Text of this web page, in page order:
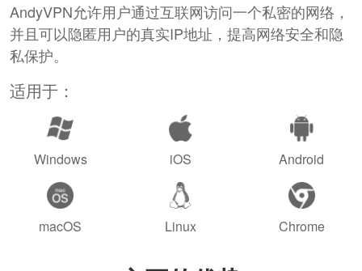
AndyVPN允许用户通过互联网访问一个私密的网络，
并且可以隐匿用户的真实IP地址，提高网络安全和隐
私保护。
适用于：
Windows iOS Android
macOS Linux Chrome